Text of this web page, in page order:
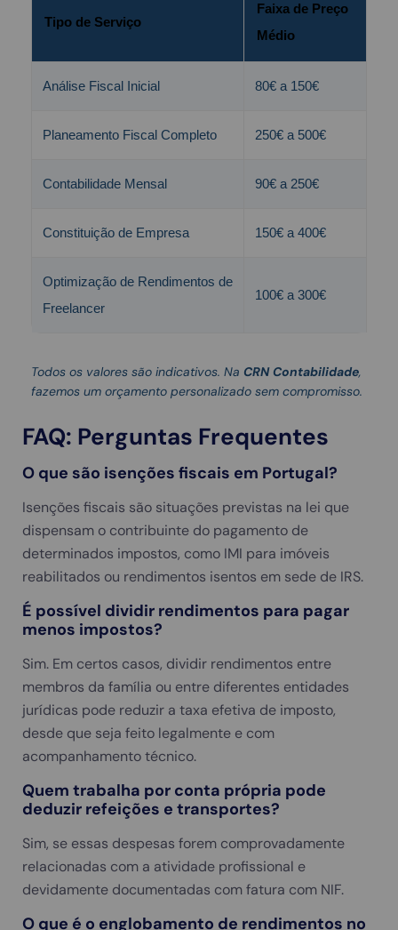
Tipo de Serviço
Faixa de Preço
Médio
Análise Fiscal Inicial 80€ a 150€
Planeamento Fiscal Completo 250€ a 500€
Contabilidade Mensal 90€ a 250€
Constituição de Empresa 150€ a 400€
Optimização de Rendimentos de
Freelancer
100€ a 300€
Todos os valores são indicativos. Na CRN Contabilidade,
fazemos um orçamento personalizado sem compromisso.
FAQ: Perguntas Frequentes
O que são isenções fiscais em Portugal?
Isenções fiscais são situações previstas na lei que
dispensam o contribuinte do pagamento de
determinados impostos, como IMI para imóveis
reabilitados ou rendimentos isentos em sede de IRS.
É possível dividir rendimentos para pagar
menos impostos?
Sim. Em certos casos, dividir rendimentos entre
membros da família ou entre diferentes entidades
jurídicas pode reduzir a taxa efetiva de imposto,
desde que seja feito legalmente e com
acompanhamento técnico.
Quem trabalha por conta própria pode
deduzir refeições e transportes?
Sim, se essas despesas forem comprovadamente
relacionadas com a atividade profissional e
devidamente documentadas com fatura com NIF.
O que é o englobamento de rendimentos no